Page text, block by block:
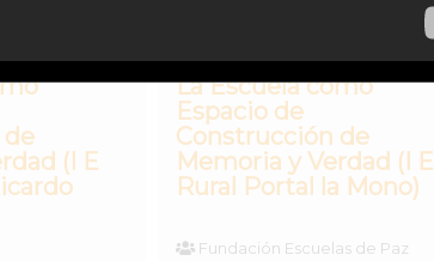
(I E
La Escuela como
Espacio de
Construcción de
Memoria y Verdad (I E
Rural Portal la Mono)
Fundación Escuelas de Paz